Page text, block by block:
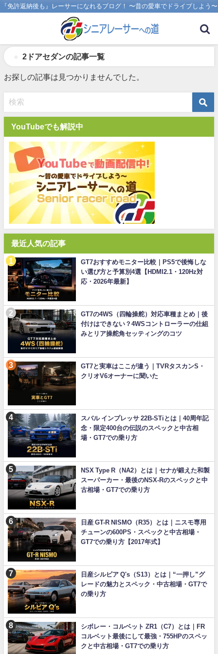
『免許返納後も』レーサーになれるブログ！ 〜昔の愛車でドライブしよう〜
2ドアセダンの記事一覧
お探しの記事は見つかりませんでした。
YouTubeでも解説中
最近人気の記事
GT7おすすめモニター比較｜PS5で後悔しな
い選び方と予算別4選【HDMI2.1・120Hz対
応・2026年最新】
GT7の4WS（四輪操舵）対応車種まとめ｜後
付けはできない？4WSコントローラーの仕組
みとリア操舵角セッティングのコツ
GT7と実車はここが違う｜TVRタスカンS・
クリオV6オーナーに聞いた
スバル インプレッサ 22B-STiとは｜40周年記
念・限定400台の伝説のスペックと中古相
場・GT7での乗り方
NSX Type R（NA2）とは｜セナが鍛えた和製
スーパーカー・最後のNSX-Rのスペックと中
古相場・GT7での乗り方
日産 GT-R NISMO（R35）とは｜ニスモ専用
チューンの600PS・スペックと中古相場・
GT7での乗り方【2017年式】
日産シルビア Q's（S13）とは｜“一押し”グ
レードの魅力とスペック・中古相場・GT7で
の乗り方
シボレー・コルベット ZR1（C7）とは｜FR
コルベット最後にして最強・755HPのスペッ
クと中古相場・GT7での乗り方